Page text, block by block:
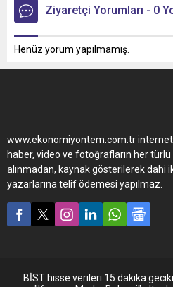
Ziyaretçi Yorumları - 0
Henüz yorum yapılmamış.
www.ekonomiyontem.com.tr internet
haber, video ve fotoğrafların her
alınmadan, kaynak gösterilerek dahi
yazarlarına telif ödemesi yapılmaz.
BİST hisse verileri 15 dakika